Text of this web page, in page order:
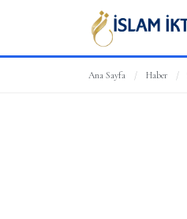
Ana Sayfa / Haber /